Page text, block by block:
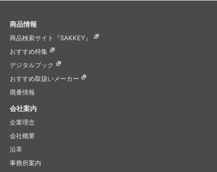
商品情報
商品検索サイト『SAKKEY』
おすすめ特集
デジタルブック
おすすめ取扱いメーカー
廃番情報
会社案内
企業理念
会社概要
沿革
事務所案内